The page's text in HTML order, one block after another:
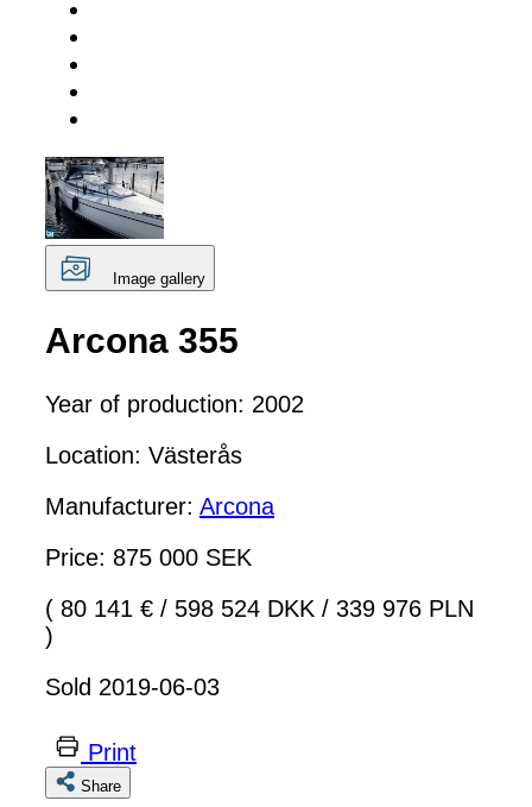
Image gallery
Arcona 355
Year of production: 2002
Location: Västerås
Manufacturer: Arcona
Price: 875 000 SEK
( 80 141 € / 598 524 DKK / 339 976 PLN
)
Sold 2019-06-03
Print
Share